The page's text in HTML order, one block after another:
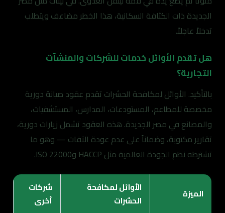
الجديدة ذات الكثافة السكانية، هذا الخطر مضاعف ويتطلب
تدخلاً عاجلاً.
هل تقدم الأوائل خدمات للشركات والمنشآت
التجارية؟
بالتأكيد. الأوائل لمكافحة الحشرات تقدم عقود صيانة دورية
مخصصة للمطاعم، المستودعات، المدارس، المستشفيات،
والمصانع في مصر الجديدة. هذه العقود تشمل زيارات دورية،
تقارير مكتوبة، وضماناً على عدم عودة الآفات — وهو ما
تشترطه نظم الجودة العالمية مثل HACCP وISO 22000.
الميزة
الأوائل لمكافحة
الحشرات
شركات
أخرى